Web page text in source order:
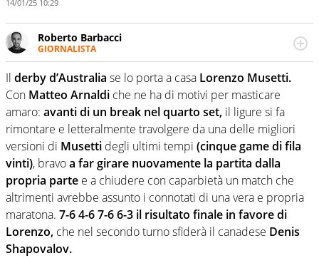
14/01/25 10:29
Roberto Barbacci
GIORNALISTA
Giornalista (pubblicista) sportivo a tutto campo, è il
tuttologo di Virgilio Sport. Provate a chiedergli di boxe, di
scherma, di volley o di curling: ve ne farà innamorare
Il derby d’Australia se lo porta a casa Lorenzo Musetti.
Con Matteo Arnaldi che ne ha di motivi per masticare
amaro: avanti di un break nel quarto set, il ligure si fa
rimontare e letteralmente travolgere da una delle migliori
versioni di Musetti degli ultimi tempi (cinque game di fila
vinti), bravoa far girare nuovamente la partita dalla
propria parte e a chiudere con caparbietà un match che
altrimenti avrebbe assunto i connotati di una vera e propria
maratona. 7-6 4-6 7-6 6-3 il risultato finale in favore di
Lorenzo, che nel secondo turno sfiderà il canadese Denis
Shapovalov.